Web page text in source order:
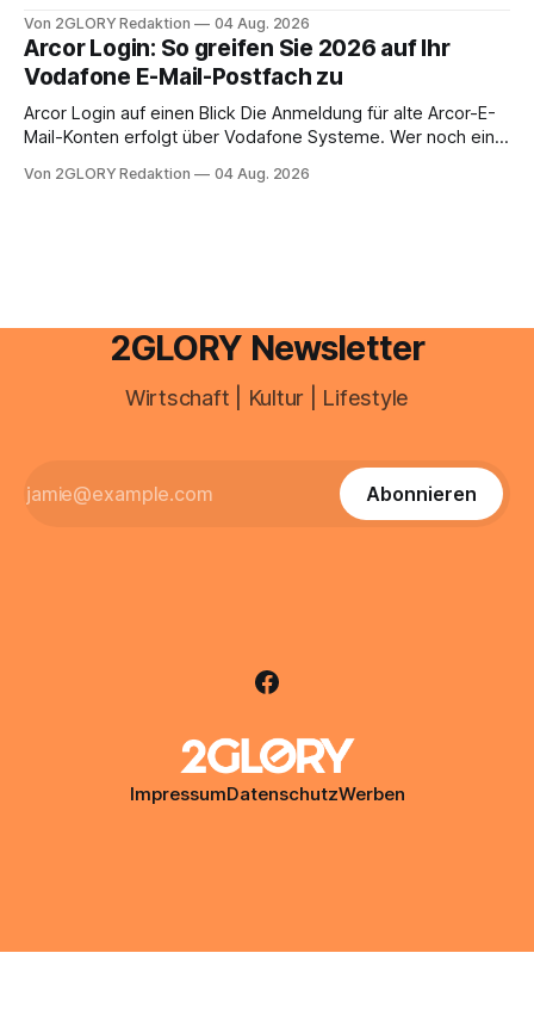
abwesenheiten und die gesamte kommunikation rund um
Ihr personal digital zu organisieren. In diesem Leitfaden
erfahren Sie alles, was Sie für einen reibungslosen Einstieg
brauchen, von der Registrierung
Von 2GLORY Redaktion 04 Aug. 2026
Arcor Login: So greifen Sie 2026 auf Ihr
Vodafone E-Mail-Postfach zu
Arcor Login auf einen Blick Die Anmeldung für alte Arcor-E-
Mail-Konten erfolgt über Vodafone Systeme. Wer noch eine
besitzt, loggt sich heute über das Vodafone E-Mail & Cloud
Von 2GLORY Redaktion 04 Aug. 2026
2GLORY Newsletter
Wirtschaft | Kultur | Lifestyle
Abonnieren
ImpressumDatenschutzWerben